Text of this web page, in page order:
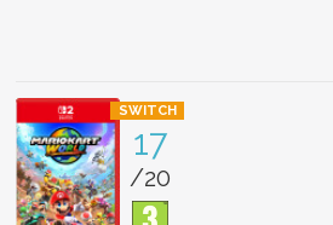
17
/20